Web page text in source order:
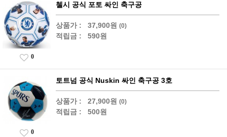
첼시 공식 포토 싸인 축구공
상품가 : 37,900원 (0)
적립금 : 590원
0
토트넘 공식 Nuskin 싸인 축구공 3호
상품가 : 27,900원 (0)
적립금 : 500원
0